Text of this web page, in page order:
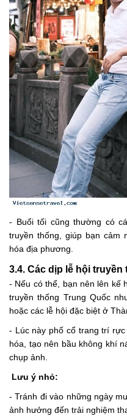
- Buổi tối cũng thường có
truyền thống, giúp bạn cảm
hóa địa phương.
3.4. Các dịp lễ hội truyền
- Nếu có thể, bạn nên lên kế
truyền thống Trung Quốc
hoặc các lễ hội đặc biệt ở
- Lúc này phố cổ trang trí
hóa, tạo nên bầu không khí
chụp ảnh.
Lưu ý nhỏ:
- Tránh đi vào những ngày
ảnh hưởng đến trải nghiệm